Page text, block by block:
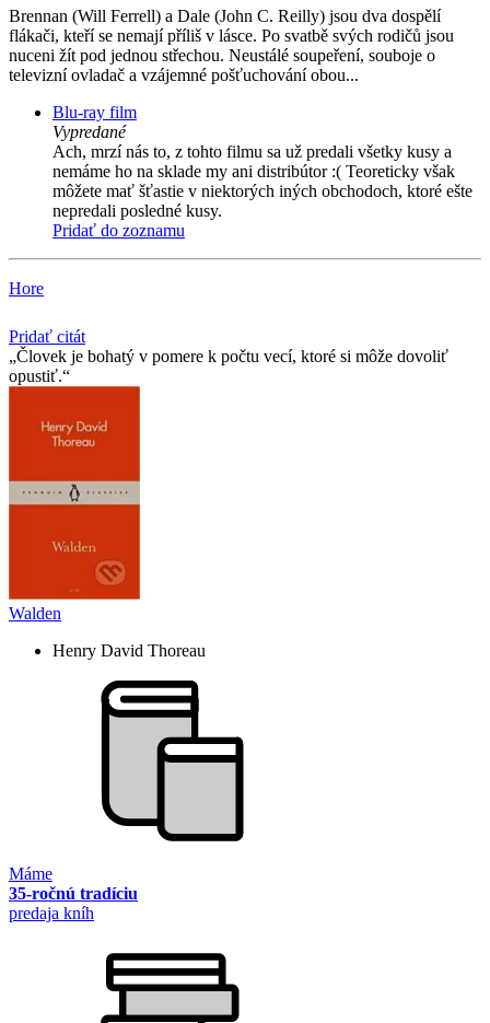
Brennan (Will Ferrell) a Dale (John C. Reilly) jsou dva dospělí
flákači, kteří se nemají příliš v lásce. Po svatbě svých rodičů jsou
nuceni žít pod jednou střechou. Neustálé soupeření, souboje o
televizní ovladač a vzájemné pošťuchování obou...
Blu-ray film
Vypredané
Ach, mrzí nás to, z tohto filmu sa už predali všetky kusy a
nemáme ho na sklade my ani distribútor :( Teoreticky však
môžete mať šťastie v niektorých iných obchodoch, ktoré ešte
nepredali posledné kusy.
Pridať do zoznamu
Hore
Pridať citát
Človek je bohatý v pomere k počtu vecí, ktoré si môže dovoliť
opustiť.
Walden
Henry David Thoreau
Máme
35-ročnú tradíciu
predaja kníh